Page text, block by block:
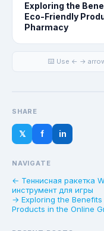
Exploring the
Eco-Friendly
Pharmacy
⌨️ Use ← →
SHARE
𝕏 f in
NAVIGATE
← Теннисная ракетка
инструмент для игры
→ Exploring the
Products in the Online